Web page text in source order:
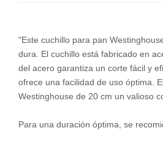
"Este cuchillo para pan
dura. El cuchillo está fabricado en
del acero garantiza un corte fácil y
ofrece una facilidad de uso óptima.
Westinghouse de 20 cm un valioso
Para una duración óptima, se